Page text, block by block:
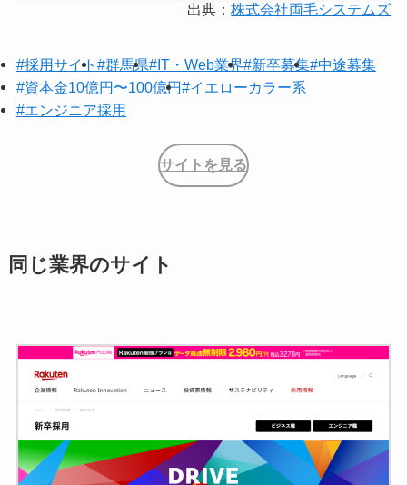
出典：株式会社両毛システムズ
#採用サイト #群馬県#IT・Web業界#新卒募集#中途募集
#資本金10億円〜100億円#イエローカラー系
#エンジニア採用
サイトを見る
同じ業界のサイト